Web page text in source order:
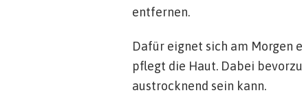
entfernen.
Dafür eignet sich am Morgen
pflegt die Haut. Dabei
austrocknend sein kann.